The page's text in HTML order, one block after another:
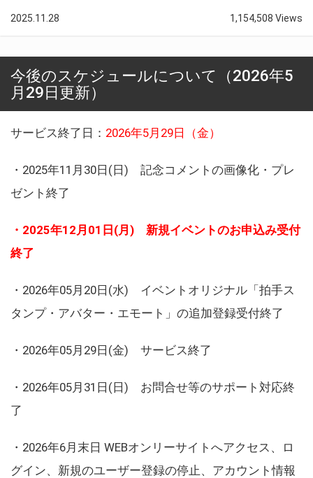
2025.11.28 1,154,508 Views
今後のスケジュールについて（2026年5
月29日更新）
サービス終了日： 2026年5月29日（金）
・2025年11月30日(日) 記念コメントの画像化・プレ
ゼント終了
・2025年12月01日(月) 新規イベントのお申込み受付
終了
・2026年05月20日(水) イベントオリジナル「拍手ス
タンプ・アバター・エモート」の追加登録受付終了
・2026年05月29日(金) サービス終了
・2026年05月31日(日) お問合せ等のサポート対応終
了
・2026年6月末日 WEBオンリーサイトへアクセス、ロ
グイン、新規のユーザー登録の停止、アカウント情報